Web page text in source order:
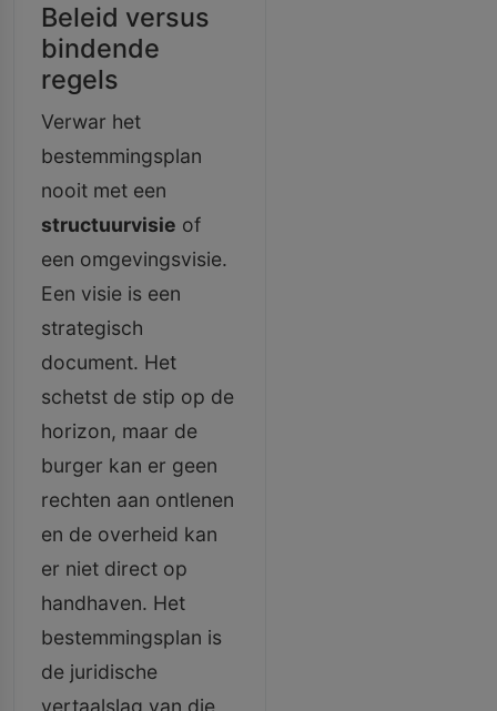
Beleid versus
bindende
regels
Verwar het
bestemmingsplan
nooit met een
structuurvisie of
een omgevingsvisie.
Een visie is een
strategisch
document. Het
schetst de stip op de
horizon, maar de
burger kan er geen
rechten aan ontlenen
en de overheid kan
er niet direct op
handhaven. Het
bestemmingsplan is
de juridische
vertaalslag van die